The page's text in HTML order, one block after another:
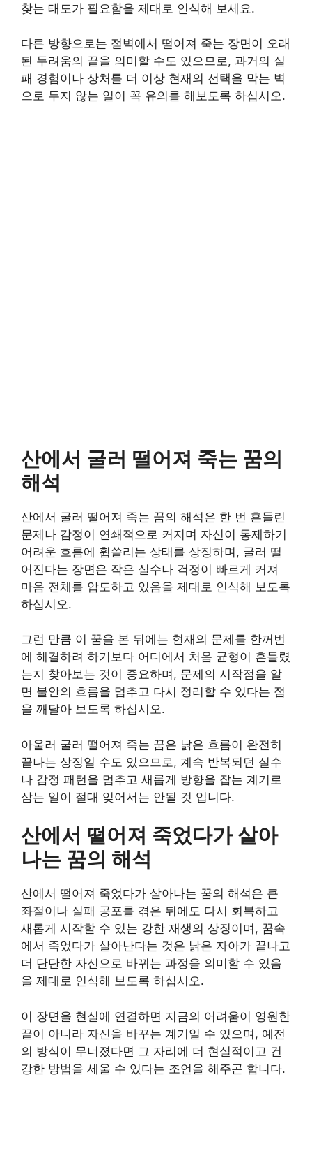
찾는 태도가 필요함을 제대로 인식해 보세요.
다른 방향으로는 절벽에서 떨어져 죽는 장면이 오래
된 두려움의 끝을 의미할 수도 있으므로, 과거의 실
패 경험이나 상처를 더 이상 현재의 선택을 막는 벽
으로 두지 않는 일이 꼭 유의를 해보도록 하십시오.
산에서 굴러 떨어져 죽는 꿈의
해석
산에서 굴러 떨어져 죽는 꿈의 해석은 한 번 흔들린
문제나 감정이 연쇄적으로 커지며 자신이 통제하기
어려운 흐름에 휩쓸리는 상태를 상징하며, 굴러 떨
어진다는 장면은 작은 실수나 걱정이 빠르게 커져
마음 전체를 압도하고 있음을 제대로 인식해 보도록
하십시오.
그런 만큼 이 꿈을 본 뒤에는 현재의 문제를 한꺼번
에 해결하려 하기보다 어디에서 처음 균형이 흔들렸
는지 찾아보는 것이 중요하며, 문제의 시작점을 알
면 불안의 흐름을 멈추고 다시 정리할 수 있다는 점
을 깨달아 보도록 하십시오.
아울러 굴러 떨어져 죽는 꿈은 낡은 흐름이 완전히
끝나는 상징일 수도 있으므로, 계속 반복되던 실수
나 감정 패턴을 멈추고 새롭게 방향을 잡는 계기로
삼는 일이 절대 잊어서는 안될 것 입니다.
산에서 떨어져 죽었다가 살아
나는 꿈의 해석
산에서 떨어져 죽었다가 살아나는 꿈의 해석은 큰
좌절이나 실패 공포를 겪은 뒤에도 다시 회복하고
새롭게 시작할 수 있는 강한 재생의 상징이며, 꿈속
에서 죽었다가 살아난다는 것은 낡은 자아가 끝나고
더 단단한 자신으로 바뀌는 과정을 의미할 수 있음
을 제대로 인식해 보도록 하십시오.
이 장면을 현실에 연결하면 지금의 어려움이 영원한
끝이 아니라 자신을 바꾸는 계기일 수 있으며, 예전
의 방식이 무너졌다면 그 자리에 더 현실적이고 건
강한 방법을 세울 수 있다는 조언을 해주곤 합니다.